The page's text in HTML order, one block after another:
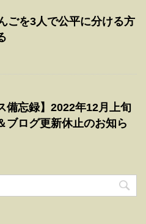
ごを3人で公平に分ける方
備忘録】2022年12月上旬
ブログ更新休止のお知ら